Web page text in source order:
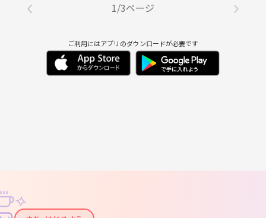
1/3ページ
ご利用にはアプリのダウンロードが必要です
✧